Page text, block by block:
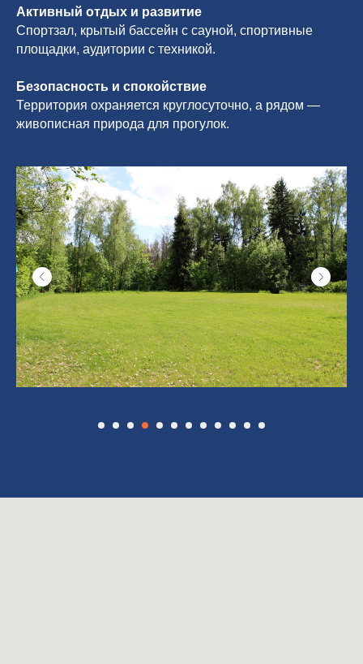
Активный отдых и развитие
Спортзал, крытый бассейн с сауной, спортивные
площадки, аудитории с техникой.
Безопасность и спокойствие
Территория охраняется круглосуточно, а рядом —
живописная природа для прогулок.